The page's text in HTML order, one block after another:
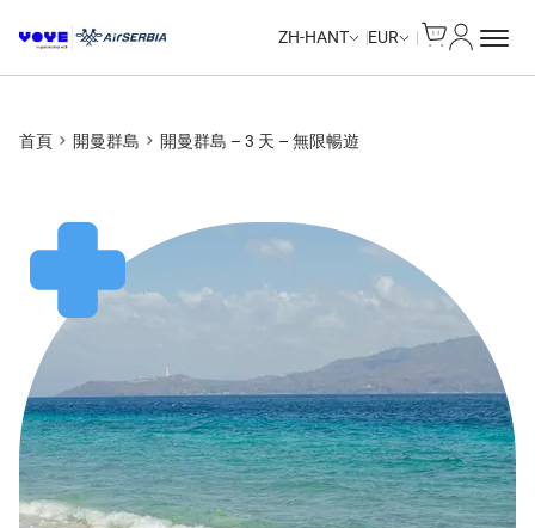
ZH-HANT EUR
首頁 開曼群島 開曼群島 – 3 天 – 無限暢遊